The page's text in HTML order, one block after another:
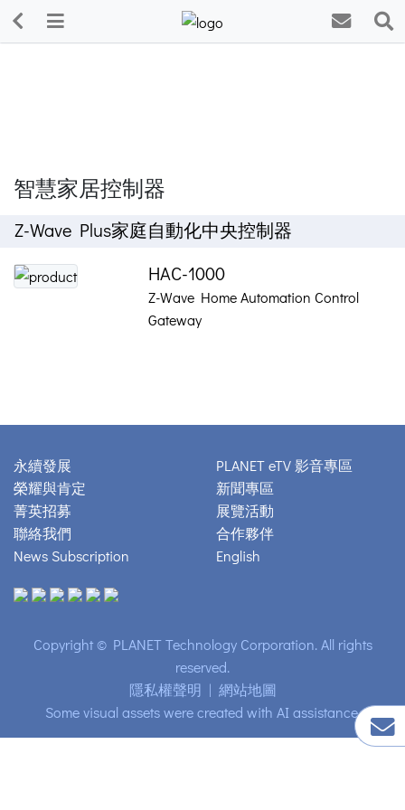
智慧家居控制器
Z-Wave Plus家庭自動化中央控制器
HAC-1000
Z-Wave Home Automation Control
Gateway
永續發展
榮耀與肯定
菁英招募
聯絡我們
News Subscription
PLANET eTV 影音專區
新聞專區
展覽活動
合作夥伴
English
Copyright © PLANET Technology Corporation. All rights
reserved.
隱私權聲明 | 網站地圖
Some visual assets were created with AI assistance.